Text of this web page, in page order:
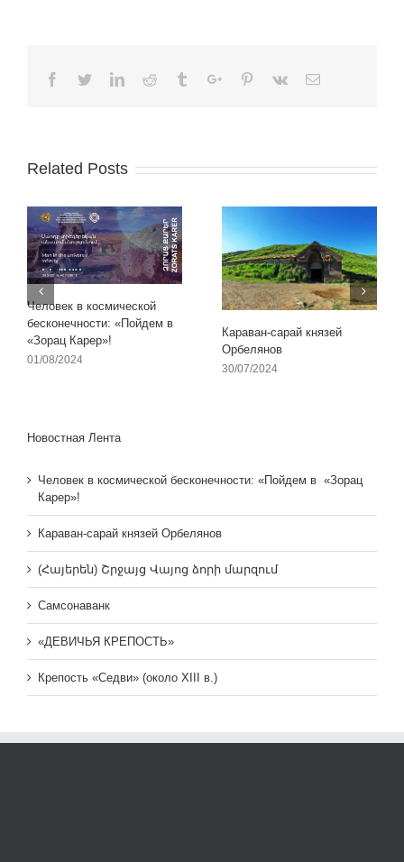
Facebook
TwitterLinkedinReddit TumblrGoogle+Pinterest
Vk Email
Related Posts
Человек в космической
бесконечности: «Пойдем в
«Зорац Карер»!
01/08/2024
Караван-сарай князей
Орбелянов
30/07/2024
Новостная Лента
Человек в космической бесконечности: «Пойдем в «Зорац
Карер»!
Караван-сарай князей Орбелянов
(Հայերեն) Շրջայց Վայոց ձորի մարզում
Самсонаванк
«ДЕВИЧЬЯ КРЕПОСТЬ»
Крепость «Седви» (около XIII в.)